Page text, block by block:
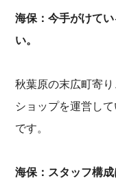
海保：今手がけて
い。
秋葉原の末広町寄
ショップを運営し
です。
海保：スタッフ構